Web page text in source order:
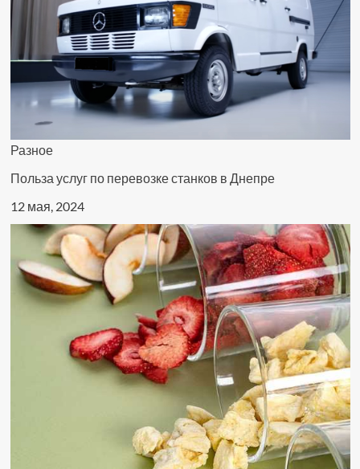
Разное
Польза услуг по перевозке станков в Днепре
12 мая, 2024